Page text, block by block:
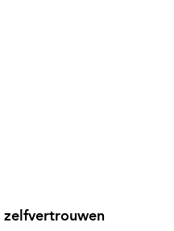
zelfvertrouwen